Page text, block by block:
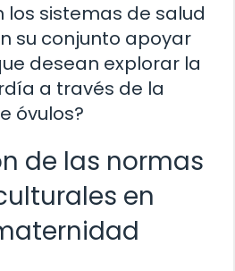
los sistemas de salud
su conjunto apoyar
desean explorar la
a través de la
óvulos?
de las normas
en